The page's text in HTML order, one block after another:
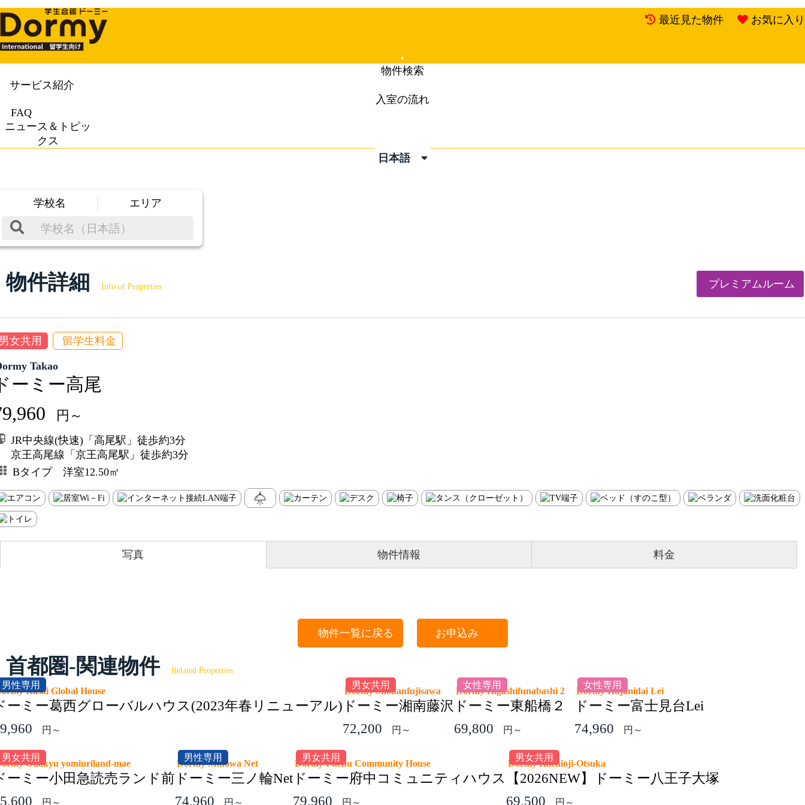
最近見た物件 お気に入り
Mobile
Menu
物件検索
サービス紹介
入室の流れ
FAQ
ニュース＆トピッ
クス
日本語
学校名 エリア
物件詳細 Info of Properties プレミアムルーム
女共用 留学生料金
Takao
ーミー高尾
円～
JR中央線(快速)「高尾駅」徒歩約3分
京王高尾線「京王高尾駅」徒歩約3分
Bタイプ 洋室12.50㎡
写真 物件情報 料金
物件一覧に戻る お申込み
首都圏-関連物件 Related Properties
男性専用
Kasai Global House
ーミー葛西グローバルハウス(2023年春リニューアル)
円～
男女共用
Dormy Shonanfujisawa
ドーミー湘南藤沢
72,200
円～
女性専用
Dormy Higashifunabashi 2
ドーミー東船橋２
69,800
円～
女性専用
Dormy Hujimidai Lei
ドーミー富士見台Lei
74,960
円～
男女共用
Odakyu yomiuriland-mae
ーミー小田急読売ランド前
円～
男性専用
Dormy Minowa Net
ドーミー三ノ輪Net
74,960
円～
男女共用
Dormy Fuchu Community House
ドーミー府中コミュニティハウス
79,960
円～
男女共用
Dormy Hachioji-Otsuka
【2026NEW】ドーミー八王子大塚
69,500
円～